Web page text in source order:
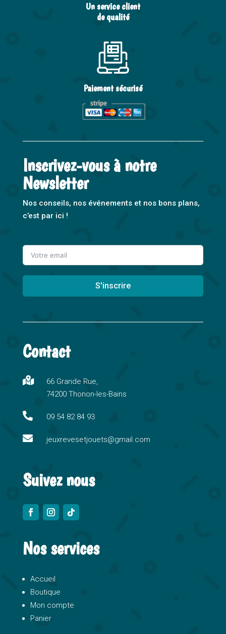
Un service client
de qualité
Paiement sécurisé
Inscrivez-vous à notre
Newsletter
Nos conseils, nos événements et nos bons plans,
c’est par ici !
S'inscrire
l
e
n
a
i
e
Contact

66 Grande Rue,
74200 Thonon-les-Bains
 09 54 82 84 93
 jeuxrevesetjouets@gmail.com
Suivez nous
Nos services
Accueil
Boutique
Mon compte
Panier